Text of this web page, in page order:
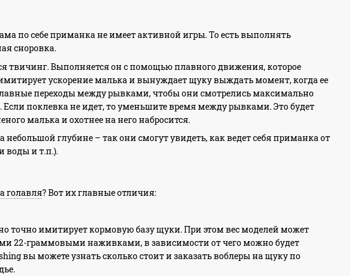
по себе приманка не имеет активной игры. То есть выполнять
сноровка.
Выполняется он с помощью плавного движения, которое
ускорение малька и вынуждает щуку выждать момент, когда ее
переходы между рывками, чтобы они смотрелись максимально
Если поклевка не идет, то уменьшите время между рывками. Это будет
малька и охотнее на него набросится.
глубине – так они смогут увидеть, как ведет себя приманка от
воды и т.п.).
голавля? Вот их главные отличия:
точно имитирует кормовую базу щуки. При этом вес моделей может
22-граммовыми наживками, в зависимости от чего можно будет
вы можете узнать сколько стоит и заказать воблеры на щуку по